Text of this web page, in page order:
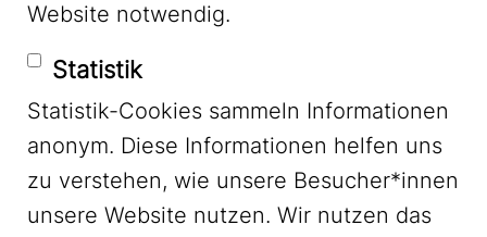
Footer Menu
Website notwendig.
Statistik
Statistik-Cookies sammeln Informationen
anonym. Diese Informationen helfen uns
zu verstehen, wie unsere Besucher*innen
unsere Website nutzen. Wir nutzen das